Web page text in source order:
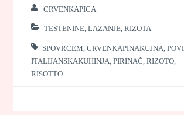
CRVENKAPICA
TESTENINE, LAZANJE, RIZOTA
SPOVRĆEM ,CRVENKAPINAKUJNA ,
ITALIJANSKAKUHINJA ,PIRINAČ ,RIZOTO
RISOTTO